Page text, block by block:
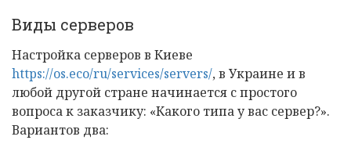
Виды серверов
Настройка серверов в Киеве
https://os.eco/ru/services/servers/, в Украине и в
любой другой стране начинается с простого
вопроса к заказчику: «Какого типа у вас сервер?».
Вариантов два: